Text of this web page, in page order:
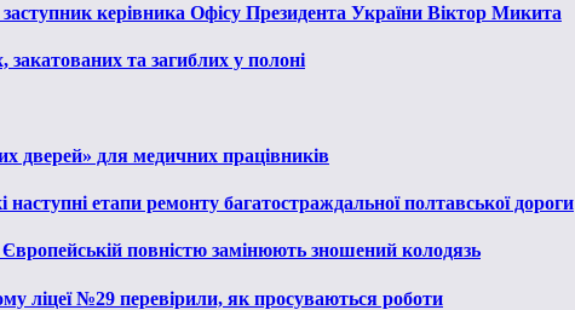
керівника Офісу Президента України Віктор Микита
та загиблих у полоні
дверей» для медичних працівників
етапи ремонту багатостраждальної полтавської дороги
повністю замінюють зношений колодязь
ліцеї №29 перевірили, як просуваються роботи